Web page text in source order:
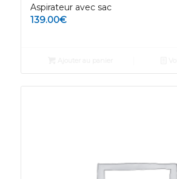
Aspirateur avec sac
139.00€